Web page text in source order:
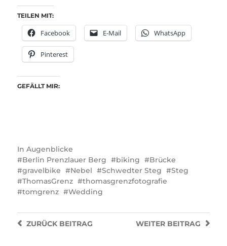
TEILEN MIT:
Facebook E-Mail WhatsApp
Pinterest
GEFÄLLT MIR:
In Augenblicke
Berlin Prenzlauer Berg
biking
Brücke
gravelbike
Nebel Schwedter Steg
Steg
ThomasGrenz
thomasgrenzfotografie
tomgrenz
Wedding
WEITER BEITRAG
ZURÜCKBEITRAG